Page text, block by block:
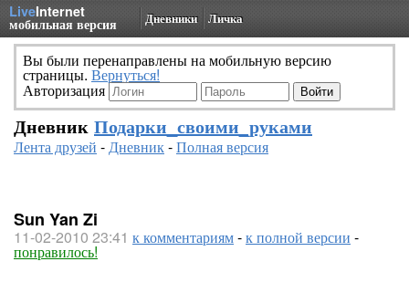
LiveInternet
мобильная версия Дневники Личка
Вы были перенаправлены на мобильную версию
страницы. Вернуться!
Авторизация
Дневник Подарки_своими_руками
Лента друзей -Дневник-Полная версия
Sun Yan Zi
11-02-2010 23:41 к комментариям-к полной версии -
понравилось!